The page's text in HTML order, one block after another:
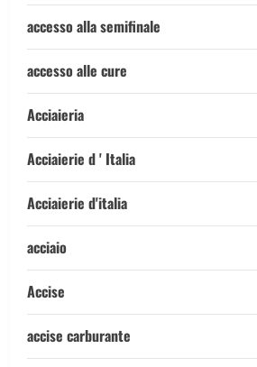
accesso alla semifinale
accesso alle cure
Acciaieria
Acciaierie d ' Italia
Acciaierie d'italia
acciaio
Accise
accise carburante